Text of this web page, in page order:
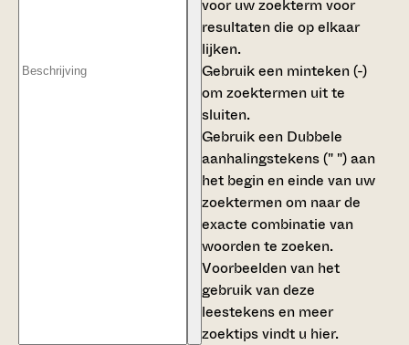
voor uw zoekterm voor
resultaten die op elkaar
lijken.
Gebruik een minteken (-)
om zoektermen uit te
sluiten.
Gebruik een Dubbele
aanhalingstekens (" ")aan
het begin en einde van uw
zoektermen om naar de
exacte combinatie van
woorden te zoeken.
Voorbeelden van het
gebruik van deze
leestekens en meer
zoektips vindt u hier.